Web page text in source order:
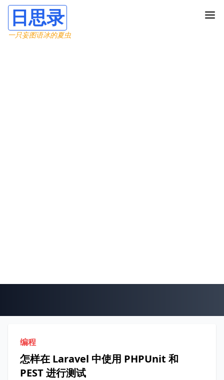
日思录
一只妄图语冰的夏虫
编程
怎样在 Laravel 中使用 PHPUnit 和
PEST 进行测试